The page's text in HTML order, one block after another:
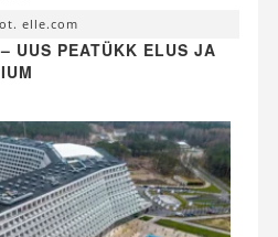
elle.com
UUS PEATÜKK ELUS JA